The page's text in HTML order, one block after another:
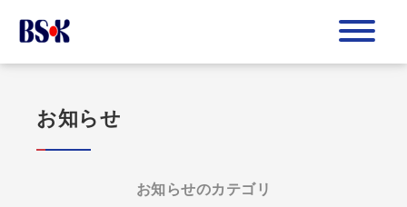
お知らせ
お知らせのカテゴリ